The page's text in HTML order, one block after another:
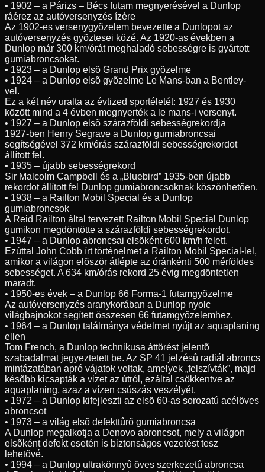
• 1902 – a Párizs – Bécs futam megnyerésével a Dunlop
ráérez az autóversenyzés ízére
Az 1902-es versenygyõzelem bevezette a Dunlopot az
autóversenyzés gyõztesei közé. Az 1920-as években a
Dunlop már 300 km/órát meghaladó sebességre is gyártott
gumiabroncsokat.
• 1923 – a Dunlop elsõ Grand Prix gyõzelme
• 1924 – a Dunlop elsõ gyõzelme Le Mans-ban a Bentley-
vel.
Ez a két név uralta az évtized sportéletét: 1927 és 1930
között mind a 4 évben megnyerték a le mans-i versenyt.
• 1927 – a Dunlop elsõ szárazföldi sebességrekordja
1927-ben Henry Segrave a Dunlop gumiabroncsai
segítségével 372 km/órás szárazföldi sebességrekordot
állított fel.
• 1935 – újabb sebességrekord
Sir Malcolm Campbell és a „Bluebird” 1935-ben újabb
rekordot állított fel Dunlop gumiabroncsoknak köszönhetõen.
• 1938 – a Railton Mobil Special és a Dunlop
gumiabroncsok
A Reid Railton által tervezett Railton Mobil Special Dunlop
gumikon megdöntötte a szárazföldi sebességrekordot.
• 1947 – a Dunlop abroncsai elsõként 600 km/h felett.
Ezúttal John Cobb írt történelmet a Railton Mobil Special-lel,
amikor a világon elõször átlépte az óránkénti 500 mérföldes
sebességet. A 634 km/órás rekord 25 évig megdöntetlen
maradt.
• 1950-es évek – a Dunlop 66 Forma-1 futamgyõzelme
Az autóversenyzés aranykorában a Dunlop nyolc
világbajnokot segített összesen 66 futamgyõzelemhez.
• 1964 – a Dunlop találmánya védelmet nyújt az aquaplaning
ellen
Tom French, a Dunlop technikusa áttörést jelentõ
szabadalmat jegyeztetett be. Az SP 41 jelzésû radiál abroncs
mintázatában apró vájatok voltak, amelyek „felszívták”, majd
késõbb kicsapták a vizet az útról, ezáltal csökkentve az
aquaplaning, azaz a vízen csúszás veszélyét.
• 1972 – a Dunlop kifejleszti az elsõ 60-as sorozatú acélöves
abroncsot
• 1973 – a világ elsõ defekttûrõ gumiabroncsa
A Dunlop megalkotja a Denovo abroncsot, mely a világon
elsõként defekt esetén is biztonságos vezetést tesz
lehetõvé.
• 1994 – a Dunlop ultrakönnyû öves szerkezetû abroncsa